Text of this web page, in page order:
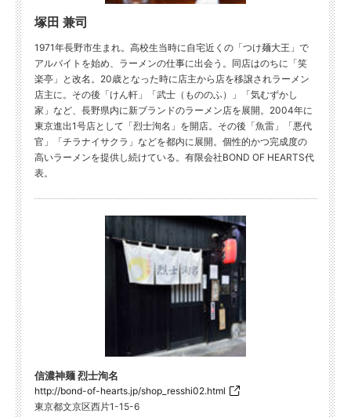
塚田 兼司
1971年長野市生まれ。高校生当時に自宅近くの「つけ麺大王」で
アルバイトを始め、ラーメンの仕事に出会う。同店はのちに「笑
楽亭」と改名。20歳となった時に店主から店を移譲されラーメン
店主に。その後「けん軒」「武士（もののふ）」「気むずかし
家」など、長野県内に新ブランドのラーメン店を展開。2004年に
東京進出1号店として「烈士洵名」を開店。その後「魚雷」「悪代
官」「チラナイサクラ」などを都内に展開。個性的かつ完成度の
高いラーメンを提供し続けている。有限会社BOND OF HEARTS代
表。
信濃神麺 烈士洵名
http://bond-of-hearts.jp/shop_resshi02.html
東京都文京区西片1-15-6